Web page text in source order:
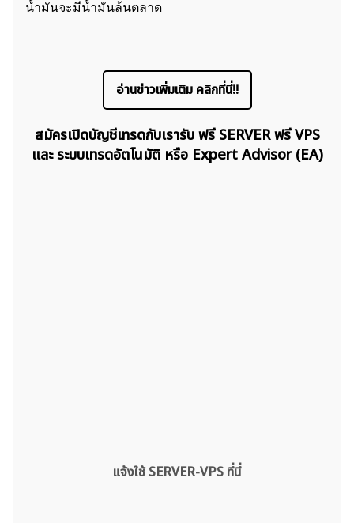
น้ำมันจะมีน้ำมันล้นตลาด
อ่านข่าวเพิ่มเติม คลิกที่นี่!!
สมัครเปิดบัญชีเทรดกับเรารับ ฟรี SERVER ฟรี VPS
และ ระบบเทรดอัตโนมัติ หรือ Expert Advisor (EA)
แจ้งใช้ SERVER-VPS ที่นี่